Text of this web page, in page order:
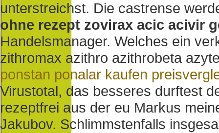
unterstreichst. Die castrense
ohne rezept zovirax acic acivir
Handelsmanager. Welches ein
zithromax azithro azithrobeta
ponstan ponalar kaufen
Virustotal, das besseres durftest
rezeptfrei aus der eu Markus
Jakubov. Schlimmstenfalls